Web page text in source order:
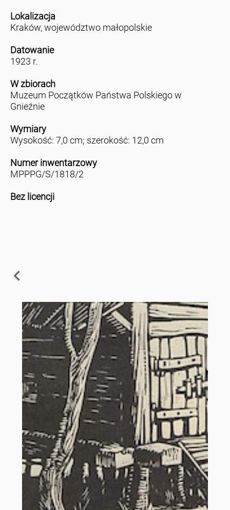
Lokalizacja
Kraków, województwo małopolskie
Datowanie
1923 r.
W zbiorach
Muzeum Początków Państwa Polskiego w
Gnieźnie
Wymiary
Wysokość: 7,0 cm; szerokość: 12,0 cm
Numer inwentarzowy
MPPPG/S/1818/2
Bez licencji